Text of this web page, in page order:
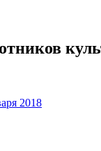
2018